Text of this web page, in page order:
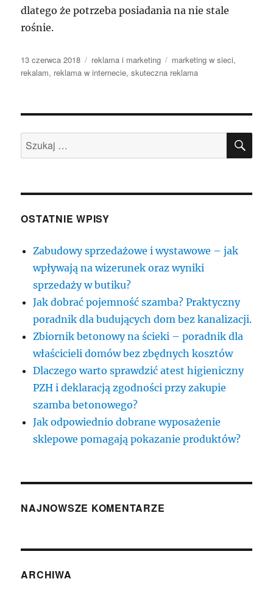
dlatego że potrzeba posiadania na nie stale
rośnie.
Data
publikacji
13 czerwca 2018 Kategorie
reklama i marketing Tagi
marketing w sieci,
rekalam, reklama w internecie,skuteczna reklama
Szukaj:
OSTATNIE WPISY
Zabudowy sprzedażowe i wystawowe – jak
wpływają na wizerunek oraz wyniki
sprzedaży w butiku?
Jak dobrać pojemność szamba? Praktyczny
poradnik dla budujących dom bez kanalizacji.
Zbiornik betonowy na ścieki – poradnik dla
właścicieli domów bez zbędnych kosztów
Dlaczego warto sprawdzić atest higieniczny
PZH i deklaracją zgodności przy zakupie
szamba betonowego?
Jak odpowiednio dobrane wyposażenie
sklepowe pomagają pokazanie produktów?
NAJNOWSZE KOMENTARZE
ARCHIWA